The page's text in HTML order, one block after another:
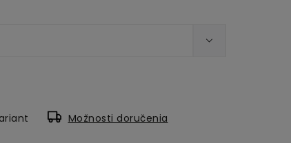
Možnosti doručenia